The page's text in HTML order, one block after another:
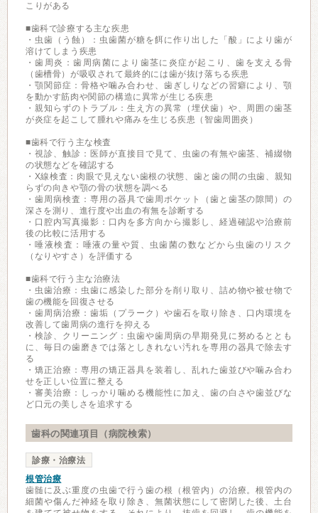
こりがある
■歯科で診療する主な疾患
・虫歯（う蝕）：虫歯菌が糖を餌に作り出した「酸」により歯が
溶けてしまう疾患
・歯周炎：歯周病菌により歯茎に炎症が起こり、歯を支える骨
（歯槽骨）が吸収されて最終的には歯が抜け落ちる疾患
・顎関節症：骨格や噛み合わせ、歯ぎしりなどの習癖により、顎
を動かす筋肉や関節の構造に異常が生じる疾患
・親知らずのトラブル：生え方の異常（埋伏歯）や、周囲の歯茎
が炎症を起こして腫れや痛みを生じる疾患（智歯周囲炎）
■歯科で行う主な検査
・視診、触診：医師が直接目で見て、虫歯の有無や歯茎、補綴物
の状態などを確認する
・X線検査：肉眼で見えない歯根の状態、歯と歯の間の虫歯、親知
らずの向きや顎の骨の状態を調べる
・歯周病検査：専用の器具で歯周ポケット（歯と歯茎の隙間）の
深さを測り、進行度や出血の有無を診断する
・口腔内写真撮影：口内を多方向から撮影し、経過確認や治療前
後の比較に活用する
・唾液検査：唾液の量や質、虫歯菌の数などから虫歯のリスク
（なりやすさ）を評価する
■歯科で行う主な治療法
・虫歯治療：虫歯に感染した部分を削り取り、詰め物や被せ物で
歯の機能を回復させる
・歯周病治療：歯垢（プラーク）や歯石を取り除き、口内環境を
改善して歯周病の進行を抑える
・検診、クリーニング：虫歯や歯周病の早期発見に努めるととも
に、毎日の歯磨きでは落としきれない汚れを専用の器具で除去す
る
・矯正治療：専用の矯正器具を装着し、乱れた歯並びや噛み合わ
せを正しい位置に整える
・審美治療：しっかり噛める機能性に加え、歯の白さや歯並びな
ど口元の美しさを追求する
歯科の関連項目（病院検索）
診療・治療法
根管治療
歯髄に及ぶ重度の虫歯で行う歯の根（根管内）の治療。根管内の
細菌や傷んだ神経を取り除き、無菌状態にして密閉した後、土台